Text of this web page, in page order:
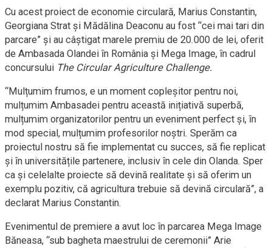
Cu acest proiect de economie circulară, Marius Constantin,
Georgiana Strat și Mădălina Deaconu au fost “cei mai tari din
parcare” și au câștigat marele premiu de 20.000 de lei, oferit
de Ambasada Olandei ȋn România și Mega Image, ȋn cadrul
concursului The Circular Agriculture Challenge.
“Mulțumim frumos, e un moment copleșitor pentru noi,
mulțumim Ambasadei pentru această inițiativă superbă,
mulțumim organizatorilor pentru un eveniment perfect și, ȋn
mod special, mulțumim profesorilor noștri. Sperăm ca
proiectul nostru să fie implementat cu succes, să fie replicat
și ȋn universitățile partenere, inclusiv ȋn cele din Olanda. Sper
ca și celelalte proiecte să devină realitate și să oferim un
exemplu pozitiv, că agricultura trebuie să devină circulară”, a
declarat Marius Constantin.
Evenimentul de premiere a avut loc ȋn parcarea Mega Image
Băneasa, “sub bagheta maestrului de ceremonii” Arie